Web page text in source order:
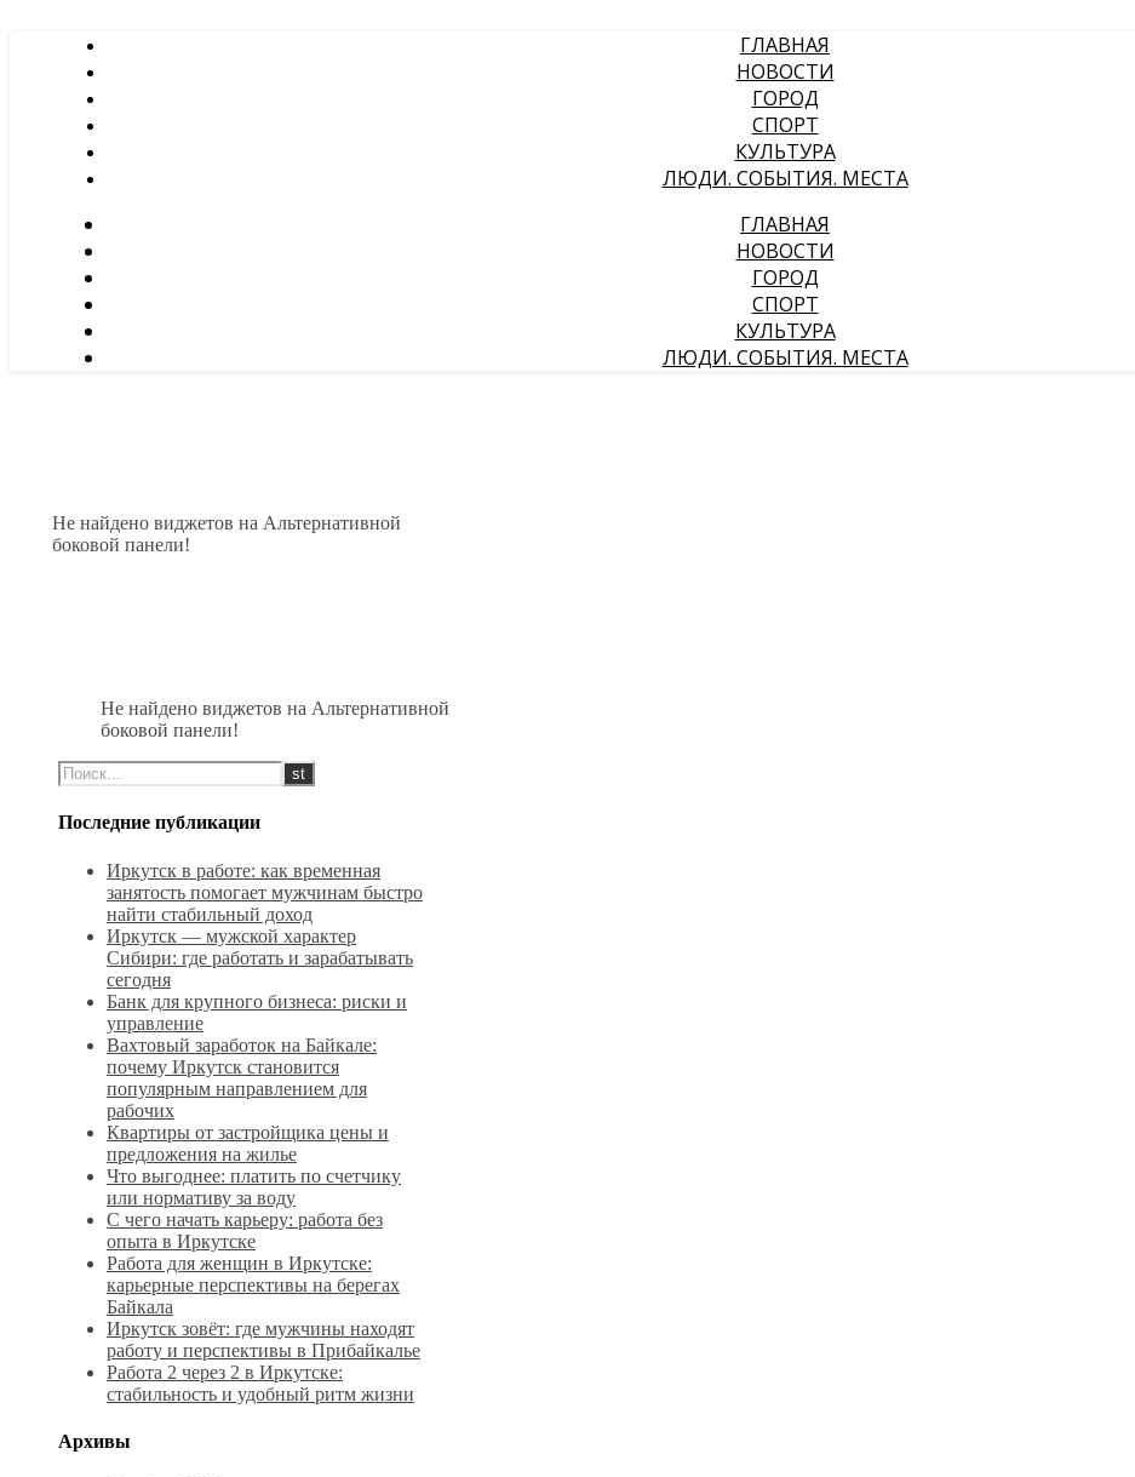
ГЛАВНАЯ
НОВОСТИ
ГОРОД
СПОРТ
КУЛЬТУРА
ЛЮДИ. СОБЫТИЯ. МЕСТА
ГЛАВНАЯ
НОВОСТИ
ГОРОД
СПОРТ
КУЛЬТУРА
ЛЮДИ. СОБЫТИЯ. МЕСТА
Не найдено виджетов на Альтернативной
боковой панели!
Не найдено виджетов на Альтернативной
боковой панели!
Последние публикации
Иркутск в работе: как временная
занятость помогает мужчинам быстро
найти стабильный доход
Иркутск — мужской характер
Сибири: где работать и зарабатывать
сегодня
Банк для крупного бизнеса: риски и
управление
Вахтовый заработок на Байкале:
почему Иркутск становится
популярным направлением для
рабочих
Квартиры от застройщика цены и
предложения на жилье
Что выгоднее: платить по счетчику
или нормативу за воду
С чего начать карьеру: работа без
опыта в Иркутске
Работа для женщин в Иркутске:
карьерные перспективы на берегах
Байкала
Иркутск зовёт: где мужчины находят
работу и перспективы в Прибайкалье
Работа 2 через 2 в Иркутске:
стабильность и удобный ритм жизни
Архивы